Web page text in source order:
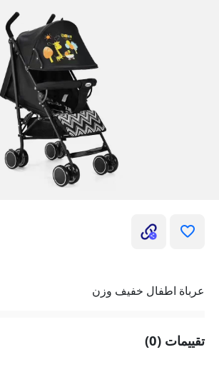
عرباة اطفال خفيف وزن
تقييمات (0)